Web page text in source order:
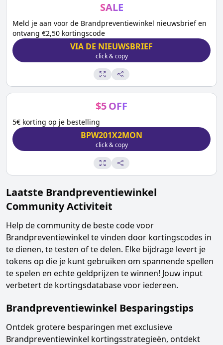
SALE
Meld je aan voor de Brandpreventiewinkel nieuwsbrief en
ontvang €2,50 kortingscode
VIA DE NIEUWSBRIEF
click & copy
$5OFF
5€ korting op je bestelling
BPW201X2MON
click & copy
Laatste Brandpreventiewinkel
Community Activiteit
Help de community de beste code voor
Brandpreventiewinkel te vinden door kortingscodes in
te dienen, te testen of te delen. Elke bijdrage levert je
tokens op die je kunt gebruiken om spannende spellen
te spelen en echte geldprijzen te winnen! Jouw input
verbetert de kortingsdatabase voor iedereen.
Brandpreventiewinkel Besparingstips
Ontdek grotere besparingen met exclusieve
Brandpreventiewinkel kortingsstrategieën, ontdekt